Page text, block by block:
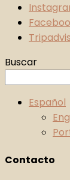
Buscar
Español
Contacto